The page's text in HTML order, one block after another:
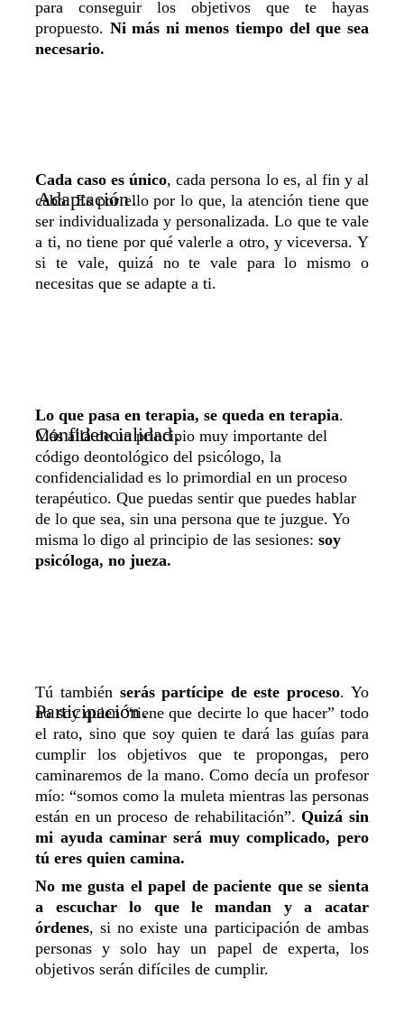
para conseguir los objetivos que te hayas
propuesto. Ni más ni menos tiempo del que sea
necesario.
Adaptación.
Cada caso es único, cada persona lo es, al fin y al
cabo. Es por ello por lo que, la atención tiene que
ser individualizada y personalizada. Lo que te vale
a ti, no tiene por qué valerle a otro, y viceversa. Y
si te vale, quizá no te vale para lo mismo o
necesitas que se adapte a ti.
Confidencialidad.
Lo que pasa en terapia, se queda en terapia.
Más allá de un principio muy importante del
código deontológico del psicólogo, la
confidencialidad es lo primordial en un proceso
terapéutico. Que puedas sentir que puedes hablar
de lo que sea, sin una persona que te juzgue. Yo
misma lo digo al principio de las sesiones:soy
psicóloga, no jueza.
Participación.
Tú también serás partícipe de este proceso. Yo
no soy quien “tiene que decirte lo que hacer” todo
el rato, sino que soy quien te dará las guías para
cumplir los objetivos que te propongas, pero
caminaremos de la mano. Como decía un profesor
mío: “somos como la muleta mientras las personas
están en un proceso de rehabilitación”.Quizá sin
mi ayuda caminar será muy complicado, pero
tú eres quien camina.
No me gusta el papel de paciente que se sienta
a escuchar lo que le mandan y a acatar
órdenes, si no existe una participación de ambas
personas y solo hay un papel de experta, los
objetivos serán difíciles de cumplir.